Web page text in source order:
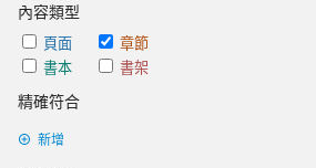
內容類型
頁面
章節
書本
書架
精確符合
新增